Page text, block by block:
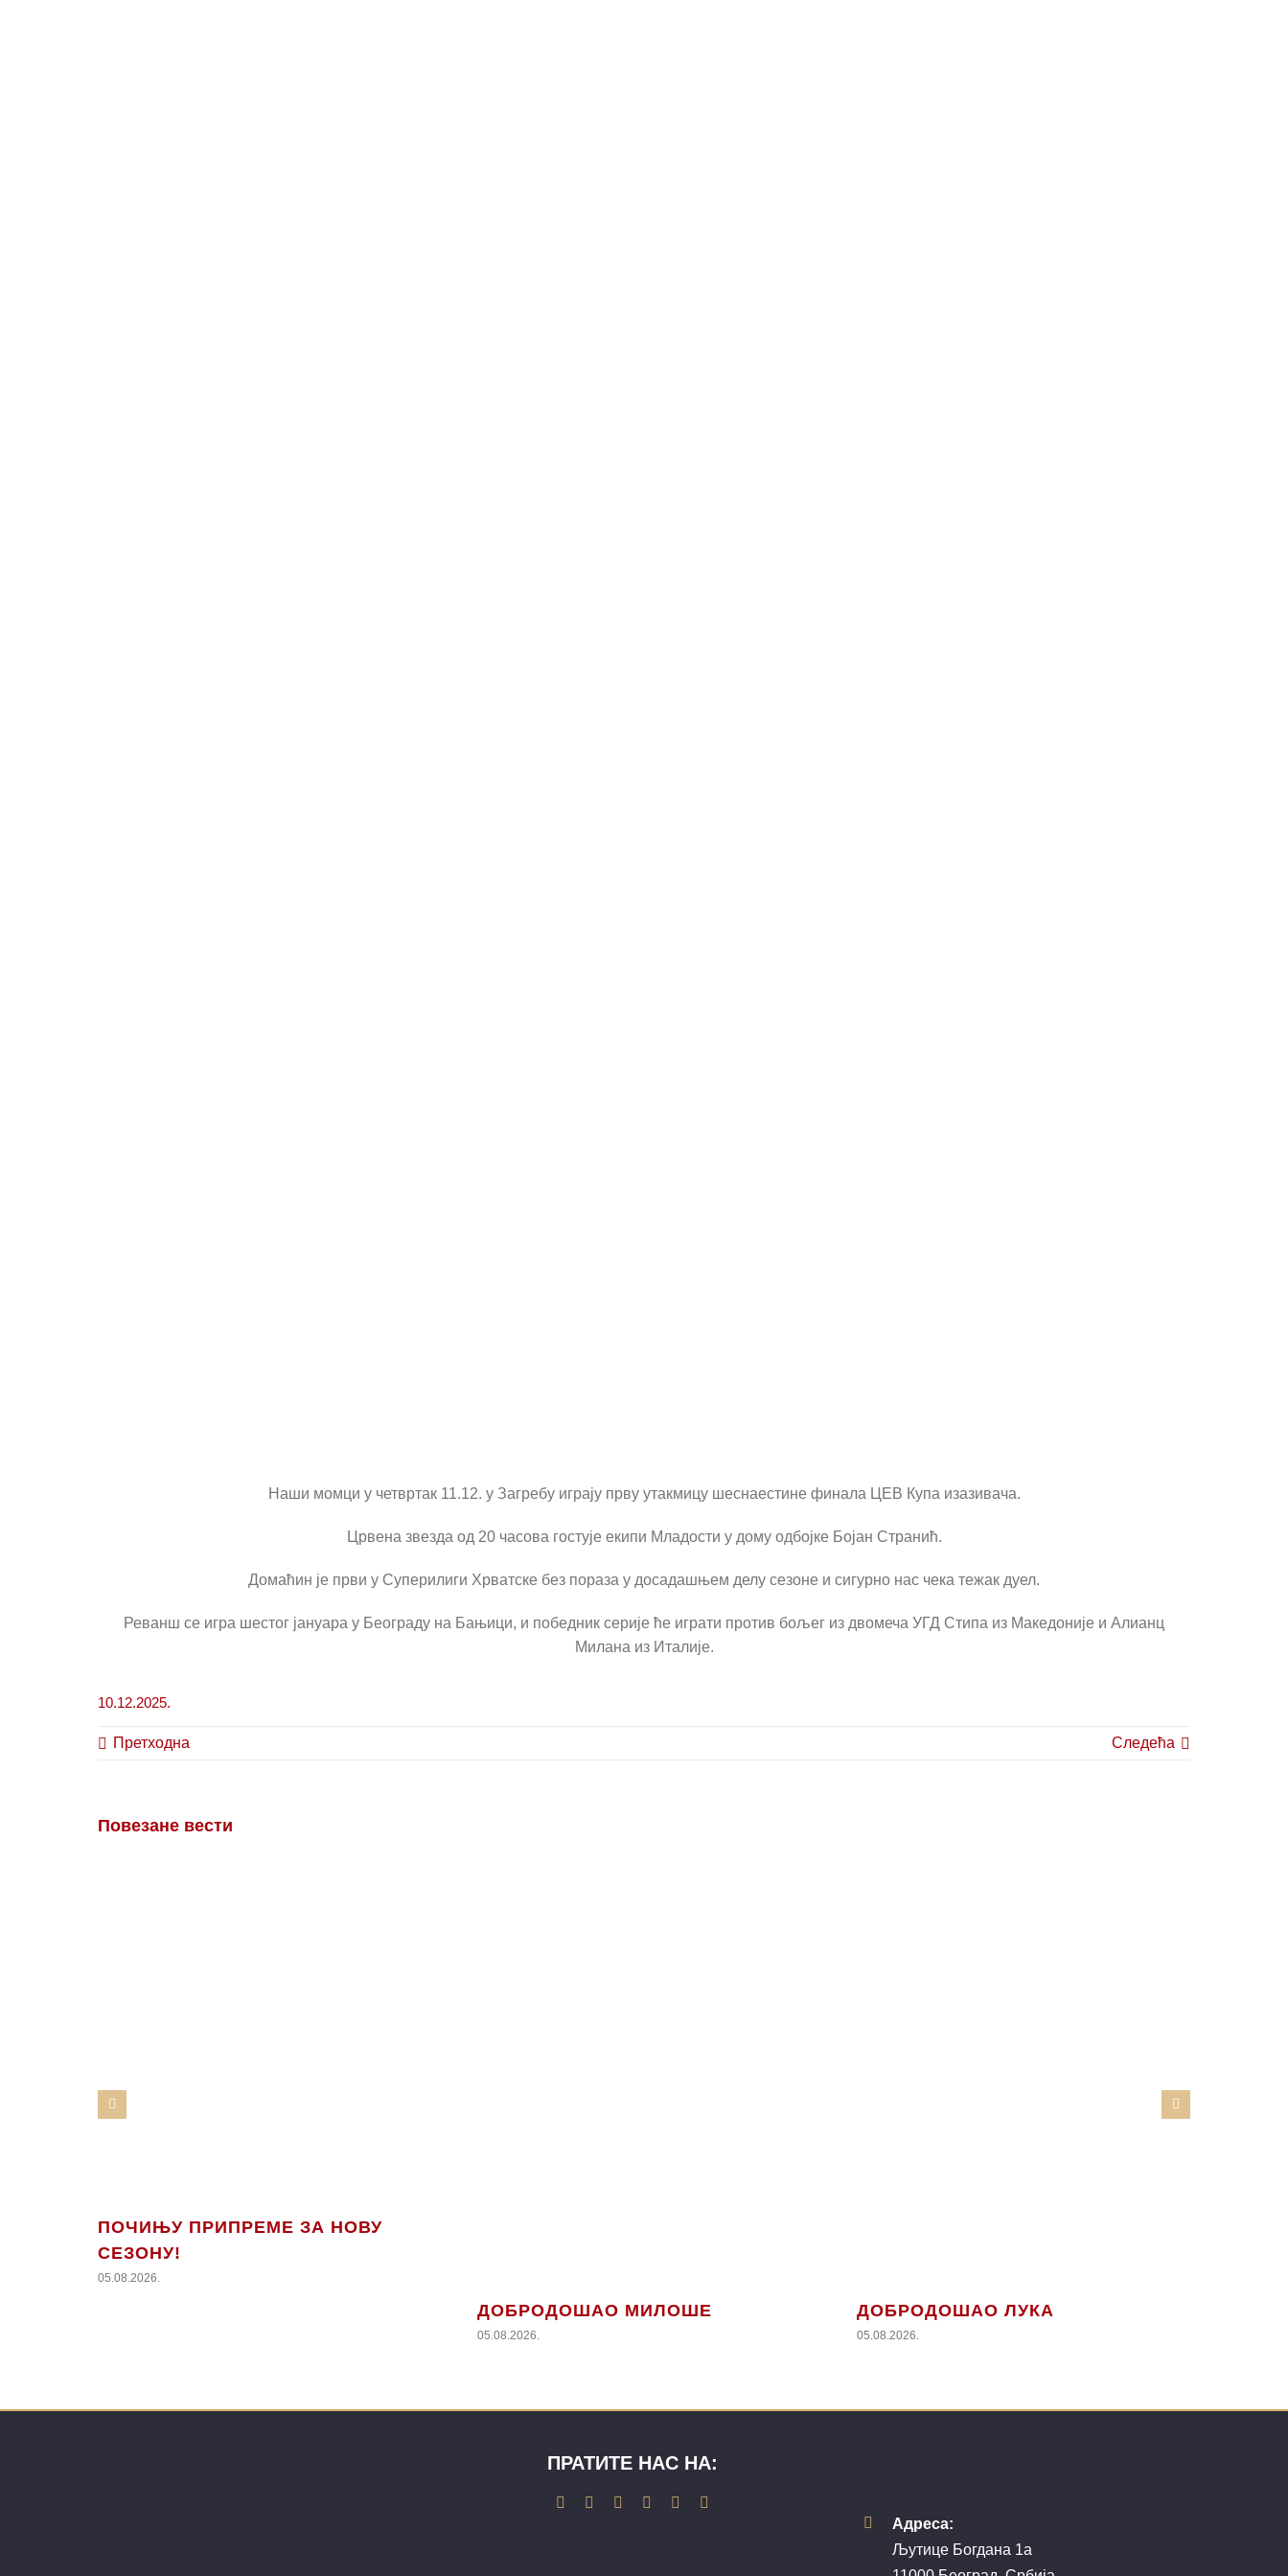
Наши момци у четвртак 11.12. у Загребу играју прву утакмицу шеснаестине финала ЦЕВ Купа изазивача.
Црвена звезда од 20 часова гостује екипи Младости у дому одбојке Бојан Странић.
Домаћин је први у Суперилиги Хрватске без пораза у досадашњем делу сезоне и сигурно нас чека тежак дуел.
Реванш се игра шестог јануара у Београду на Бањици, и победник серије ће играти против бољег из двомеча УГД Стипа из Македоније и Алианц
Милана из Италије.
10.12.2025.
Претходна Следећа
Повезане вести
ПОЧИЊУ ПРИПРЕМЕ ЗА НОВУ
СЕЗОНУ!
05.08.2026.
ДОБРОДОШАО МИЛОШЕ
05.08.2026.
ДОБРОДОШАО ЛУКА
05.08.2026.
ПРАТИТЕ НАС НА:
Адреса:
Љутице Богдана 1а